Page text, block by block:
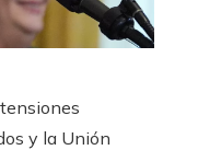
y la Unión